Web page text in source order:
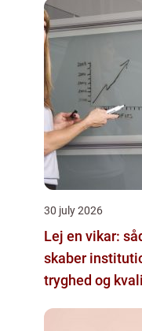
30 july 2026
Lej en vikar:
skaber
tryghed og